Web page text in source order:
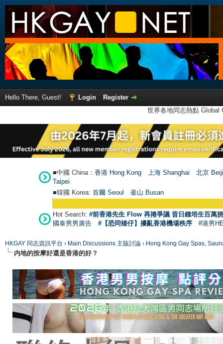
Hello There, Guest! Login
Register
世界各地同志熱點
■中國 China： 香港 Hong Kong 上海 Shanghai
北京
Taipei
■韓國 Korea: 首爾 Seoul 釜山 Busan
Hot Search: #前香港先生 Flow 再捲爭議 昔日鍾培生百萬
國泰男男廣告
#【恐同矮仔】擾亂香港機場秩序 #港男
HKGAY 同志資訊平台 › Main Discussions 主版討論 › Hong Kong Gay Spas,
内地的按摩好還是香港的好？